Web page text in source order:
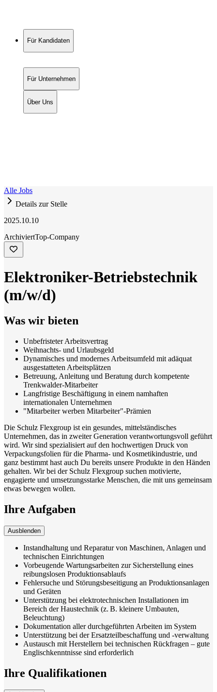
Für Kandidaten
Für Unternehmen
Über Uns
Alle Jobs
Details zur Stelle
2025.10.10
ArchiviertTop-Company
Elektroniker-Betriebstechnik
(m/w/d)
Was wir bieten
Unbefristeter Arbeitsvertrag
Weihnachts- und Urlaubsgeld
Dynamisches und modernes Arbeitsumfeld mit adäquat
ausgestatteten Arbeitsplätzen
Betreuung, Anleitung und Beratung durch kompetente
Trenkwalder-Mitarbeiter
Langfristige Beschäftigung in einem namhaften
internationalen Unternehmen
"Mitarbeiter werben Mitarbeiter"-Prämien
Die Schulz Flexgroup ist ein gesundes, mittelständisches
Unternehmen, das in zweiter Generation verantwortungsvoll geführt
wird. Wir sind spezialisiert auf den hochwertigen Druck von
Verpackungsfolien für die Pharma- und Kosmetikindustrie, und
ganz bestimmt hast auch Du bereits unsere Produkte in den Händen
gehalten. Wir bei der Schulz Flexgroup suchen motivierte,
engagierte und umsetzungsstarke Menschen, die mit uns gemeinsam
etwas bewegen wollen.
Ihre Aufgaben
Ausblenden
Instandhaltung und Reparatur von Maschinen, Anlagen und
technischen Einrichtungen
Vorbeugende Wartungsarbeiten zur Sicherstellung eines
reibungslosen Produktionsablaufs
Fehlersuche und Störungsbeseitigung an Produktionsanlagen
und Geräten
Unterstützung bei elektrotechnischen Installationen im
Bereich der Haustechnik (z. B. kleinere Umbauten,
Beleuchtung)
Dokumentation aller durchgeführten Arbeiten im System
Unterstützung bei der Ersatzteilbeschaffung und -verwaltung
Austausch mit Herstellern bei technischen Rückfragen – gute
Englischkenntnisse sind erforderlich
Ihre Qualifikationen